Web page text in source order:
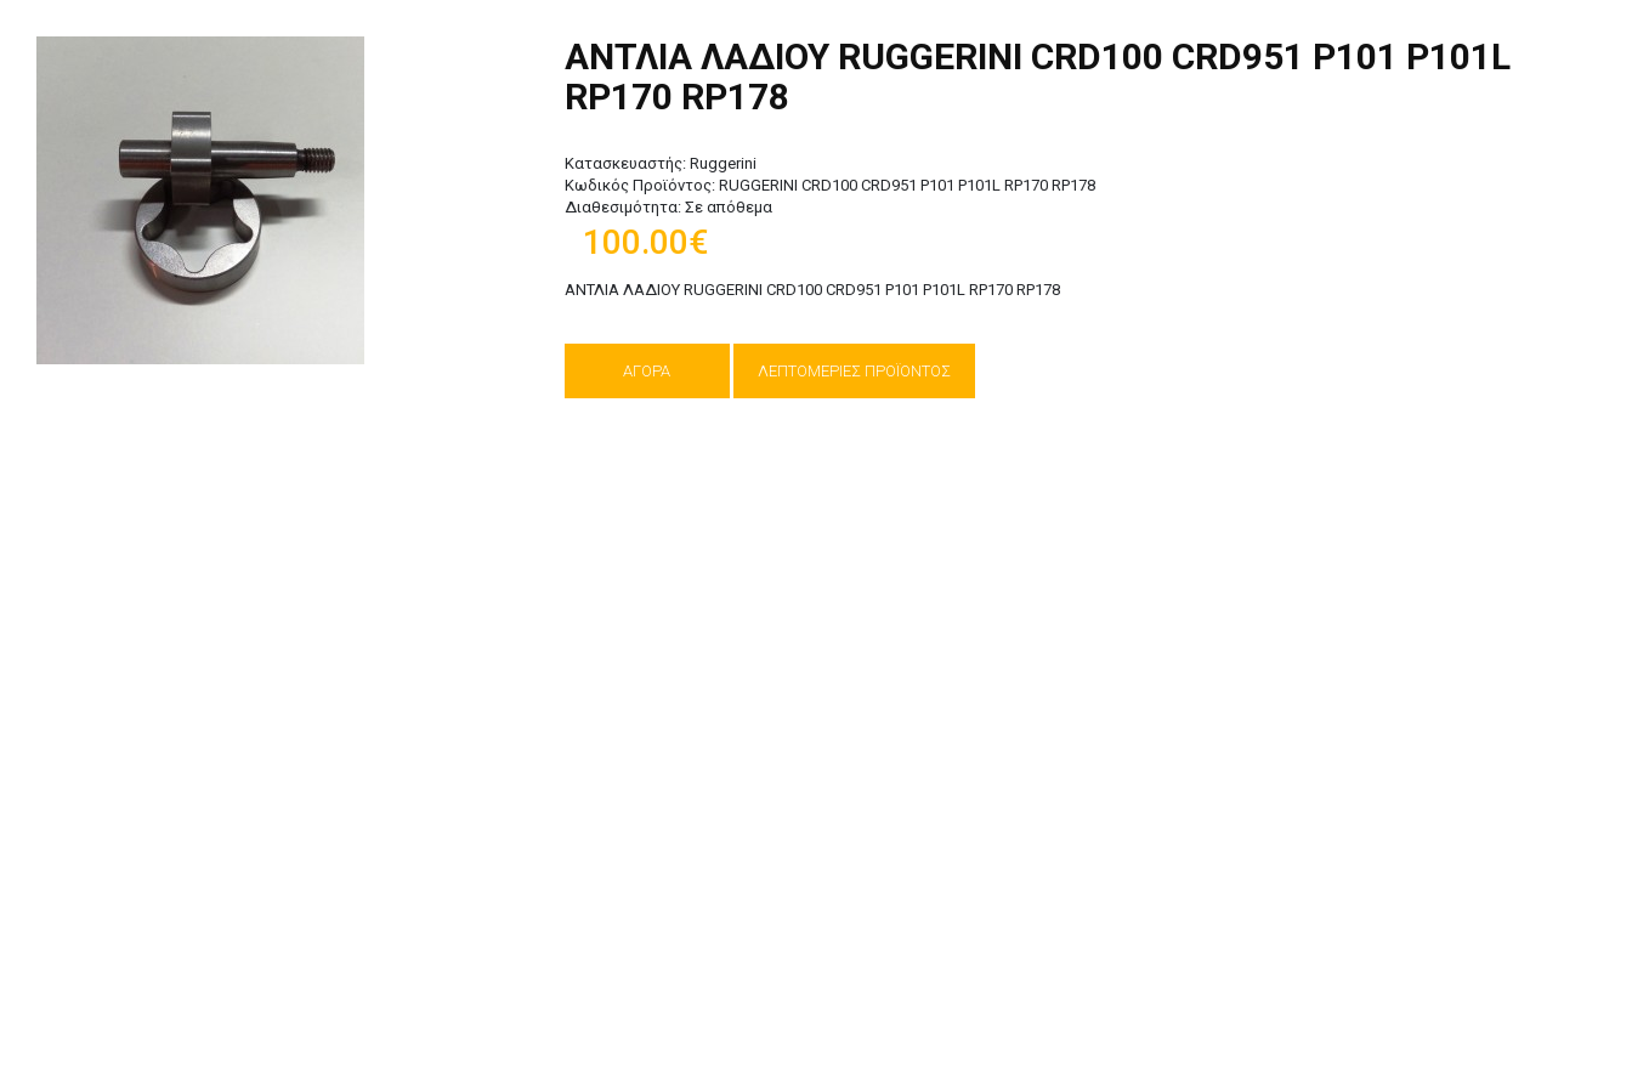
ΑΝΤΛΙΑ ΛΑΔΙΟΥ RUGGERINI CRD100 CRD951 P101 P101L
RP170 RP178
Κατασκευαστής: Ruggerini
Κωδικός Προϊόντος:RUGGERINI CRD100 CRD951 P101 P101L RP170 RP178
Διαθεσιμότητα:Σε απόθεμα
100.00€
ΑΝΤΛΙΑ ΛΑΔΙΟΥ RUGGERINI CRD100 CRD951 P101 P101L RP170 RP178
ΑΓΟΡΑ ΛΕΠΤΟΜΕΡΙΕΣ ΠΡΟΪΟΝΤΟΣ